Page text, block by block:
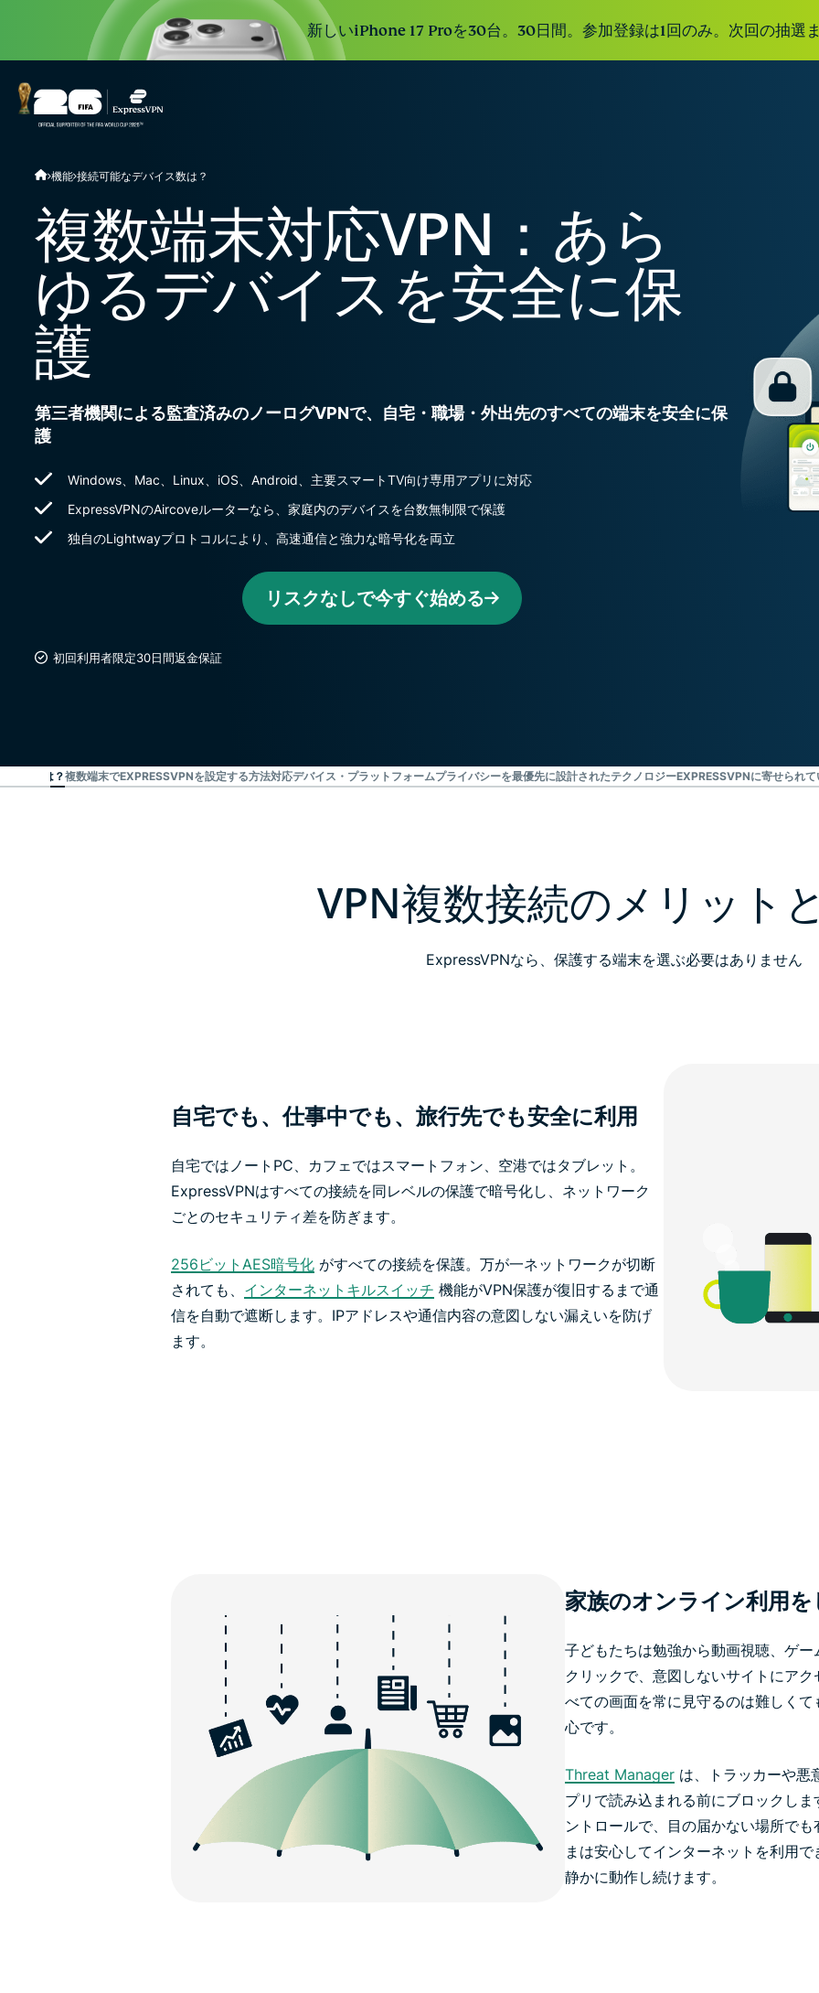
新しいiPhone 17 Proを30台。30日間。参加登録は1回のみ。次回の抽選
機能 接続可能なデバイス数は？
複数端末対応VPN：あら
ゆるデバイスを安全に保
護
第三者機関による監査済みのノーログVPNで、自宅・職場・外出先のすべての端末を安全に保
護
Windows、Mac、Linux、iOS、Android、主要スマートTV向け専用アプリに対応
ExpressVPNのAircoveルーターなら、家庭内のデバイスを台数無制限で保護
独自のLightwayプロトコルにより、高速通信と強力な暗号化を両立
リスクなしで今すぐ始める
初回利用者限定30日間返金保証
ットとは？複数端末でEXPRESSVPNを設定する方法対応デバイス・プラットフォームプライバシーを最優先に設計されたテクノロジーEXPRESSVPNに寄せられ
VPN複数接続のメリット
ExpressVPNなら、保護する端末を選ぶ必要はありません
自宅でも、仕事中でも、旅行先でも安全に利用
自宅ではノートPC、カフェではスマートフォン、空港ではタブレット。
ExpressVPNはすべての接続を同レベルの保護で暗号化し、ネットワーク
ごとのセキュリティ差を防ぎます。
256ビットAES暗号化 がすべての接続を保護。万が一ネットワークが切断
されても、 インターネットキルスイッチ 機能がVPN保護が復旧するまで通
信を自動で遮断します。IPアドレスや通信内容の意図しない漏えいを防げ
ます。
家族のオンライン利用
子どもたちは勉強から動画視聴、ゲ
クリックで、意図しないサイトにア
べての画面を常に見守るのは難しく
心です。
Threat Managerは、トラッカーや悪
プリで読み込まれる前にブロックし
ントロールで、目の届かない場所で
まは安心してインターネットを利用
静かに動作し続けます。